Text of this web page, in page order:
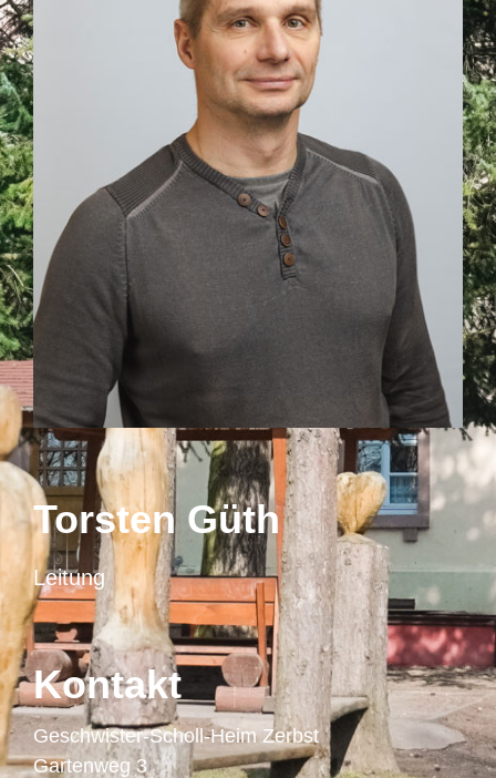
Torsten Güth
Leitung
Kontakt
Geschwister-Scholl-Heim Zerbst
Gartenweg 3